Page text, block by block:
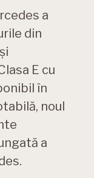
a
din
E cu
în
noul
a